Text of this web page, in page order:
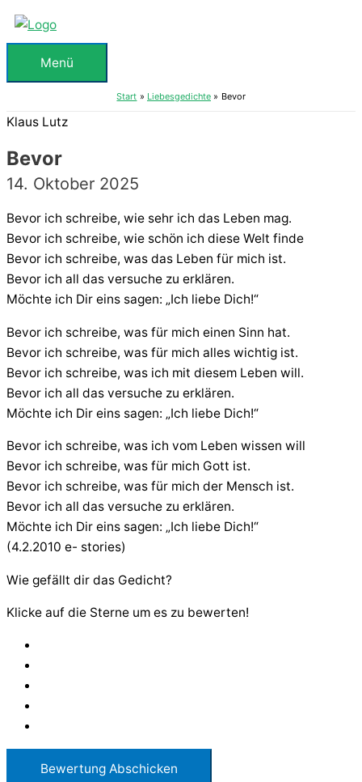
Zum
Inhalt
springenMenü
Menü
Start Liebesgedichte Bevor
Klaus Lutz
Bevor
14. Oktober 2025
Bevor ich schreibe, wie sehr ich das Leben mag.
Bevor ich schreibe, wie schön ich diese Welt finde
Bevor ich schreibe, was das Leben für mich ist.
Bevor ich all das versuche zu erklären.
Möchte ich Dir eins sagen: „Ich liebe Dich!“
Bevor ich schreibe, was für mich einen Sinn hat.
Bevor ich schreibe, was für mich alles wichtig ist.
Bevor ich schreibe, was ich mit diesem Leben will.
Bevor ich all das versuche zu erklären.
Möchte ich Dir eins sagen: „Ich liebe Dich!“
Bevor ich schreibe, was ich vom Leben wissen will
Bevor ich schreibe, was für mich Gott ist.
Bevor ich schreibe, was für mich der Mensch ist.
Bevor ich all das versuche zu erklären.
Möchte ich Dir eins sagen: „Ich liebe Dich!“
(4.2.2010 e- stories)
Wie gefällt dir das Gedicht?
Klicke auf die Sterne um es zu bewerten!
Bewertung Abschicken